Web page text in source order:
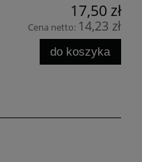
17,50 zł
Cena netto: 14,23 zł
do koszyka